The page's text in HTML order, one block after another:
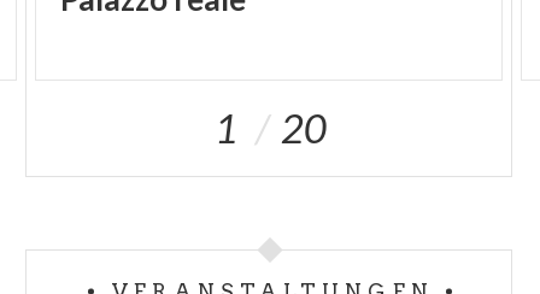
Blick auf den Domgerichtet ist.
1 20